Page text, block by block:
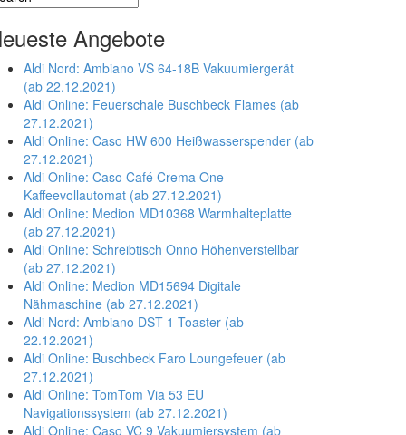
Angebote
Aldi Nord: Ambiano VS 64-18B Vakuumiergerät
(ab 22.12.2021)
Aldi Online: Feuerschale Buschbeck Flames (ab
27.12.2021)
Aldi Online: Caso HW 600 Heißwasserspender (ab
27.12.2021)
Aldi Online: Caso Café Crema One
Kaffeevollautomat (ab 27.12.2021)
Aldi Online: Medion MD10368 Warmhalteplatte
(ab 27.12.2021)
Aldi Online: Schreibtisch Onno Höhenverstellbar
(ab 27.12.2021)
Aldi Online: Medion MD15694 Digitale
Nähmaschine (ab 27.12.2021)
Aldi Nord: Ambiano DST-1 Toaster (ab
22.12.2021)
Aldi Online: Buschbeck Faro Loungefeuer (ab
27.12.2021)
Aldi Online: TomTom Via 53 EU
Navigationssystem (ab 27.12.2021)
Aldi Online: Caso VC 9 Vakuumiersystem (ab